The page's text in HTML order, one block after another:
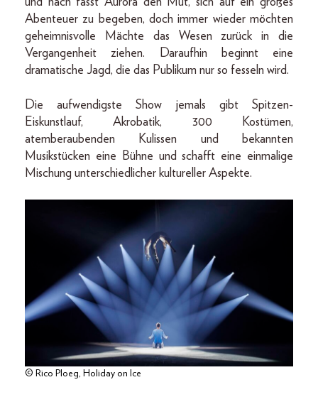
Abenteuer zu begeben, doch immer wieder möchten
geheimnisvolle Mächte das Wesen zurück in die
Vergangenheit ziehen. Daraufhin beginnt eine
dramatische Jagd, die das Publikum nur so fesseln wird.
Die aufwendigste Show jemals gibt Spitzen-
Eiskunstlauf, Akrobatik, 300 Kostümen,
atemberaubenden Kulissen und bekannten
Musikstücken eine Bühne und schafft eine einmalige
Mischung unterschiedlicher kultureller Aspekte.
© Rico Ploeg, Holiday on Ice